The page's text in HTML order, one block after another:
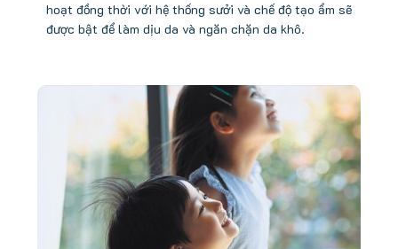
hoạt đồng thời với hệ thống sưởi và chế độ tạo ẩm sẽ
được bật để làm dịu da và ngăn chặn da khô.